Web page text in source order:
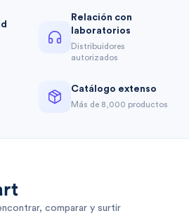
Relación con
laboratorios
Distribuidores
autorizados
Catálogo extenso
Más de 8,000 productos
comparar y surtir